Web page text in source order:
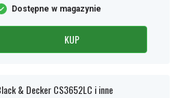
Dostępne w magazynie
KUP
& Decker CS3652LC i inne